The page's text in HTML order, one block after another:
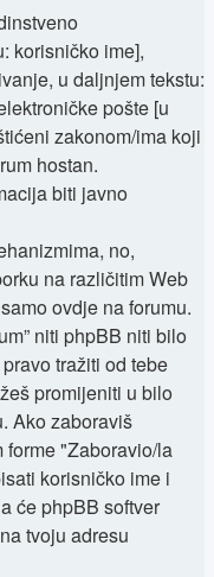
korisničko ime],
u daljnjem tekstu:
pošte [u
zakonom/ima koji
hostan.
biti javno
no,
na različitim Web
ovdje na forumu.
niti phpBB niti bilo
tražiti od tebe
promijeniti u bilo
Ako zaboraviš
forme "Zaboravio/la
korisničko ime i
će phpBB softver
tvoju adresu